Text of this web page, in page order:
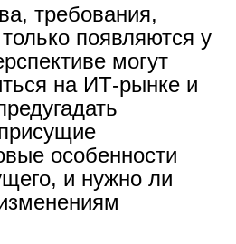
требования,
появляются у
могут
на ИТ-рынке и
особенности
и нужно ли